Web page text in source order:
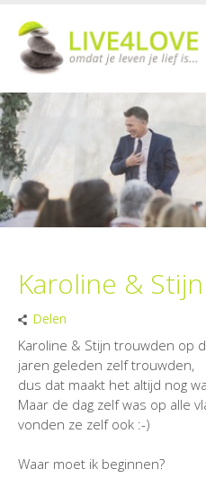
Karoline & Stijn
Delen
Karoline & Stijn trouwden op
jaren geleden zelf trouwden,
dus dat maakt het altijd nog
Maar de dag zelf was op alle
vonden ze zelf ook :-)
Waar moet ik beginnen?